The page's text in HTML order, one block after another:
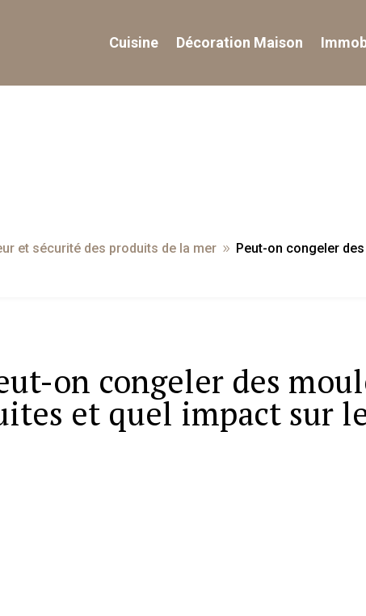
Cuisine Décoration Maison
et sécurité des produits de la mer 9 Peut-on congeler
on congeler des
et quel impact sur